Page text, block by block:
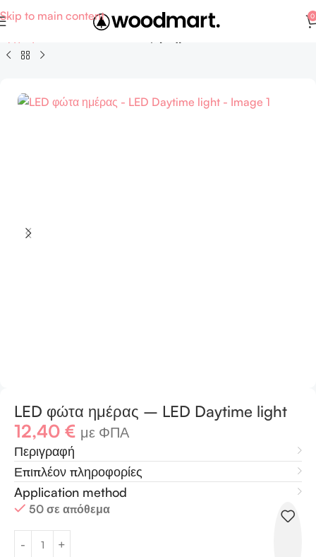
Skip to main content 0
LED φώτα ημέρας – LED Daytime light
12,40 € με ΦΠΑ
Περιγραφή
Επιπλέον πληροφορίες
Application method
50 σε απόθεμα